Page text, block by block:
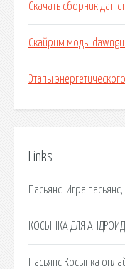
Скачать сборник дап
Скайрим моды
Этапы
Links
Пасьянс. Игра
КОСЫНКА ДЛЯ
Пасьянс Косынка